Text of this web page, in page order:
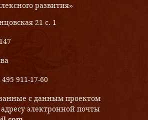
развития»
21 с. 1
495 911-17-60
с данным проектом
электронной почты